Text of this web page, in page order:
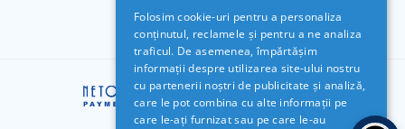
Folosim cookie-uri pentru a personaliza
conținutul, reclamele și pentru a ne analiza
traficul. De asemenea, împărtășim
informații despre utilizarea site-ului nostru
cu partenerii noștri de publicitate și analiză,
care le pot combina cu alte informații pe
care le-ați furnizat sau pe care le-au